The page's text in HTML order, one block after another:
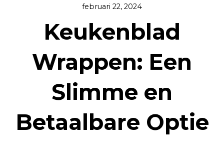
februari 22, 2024
Keukenblad
Wrappen: Een
Slimme en
Betaalbare Optie